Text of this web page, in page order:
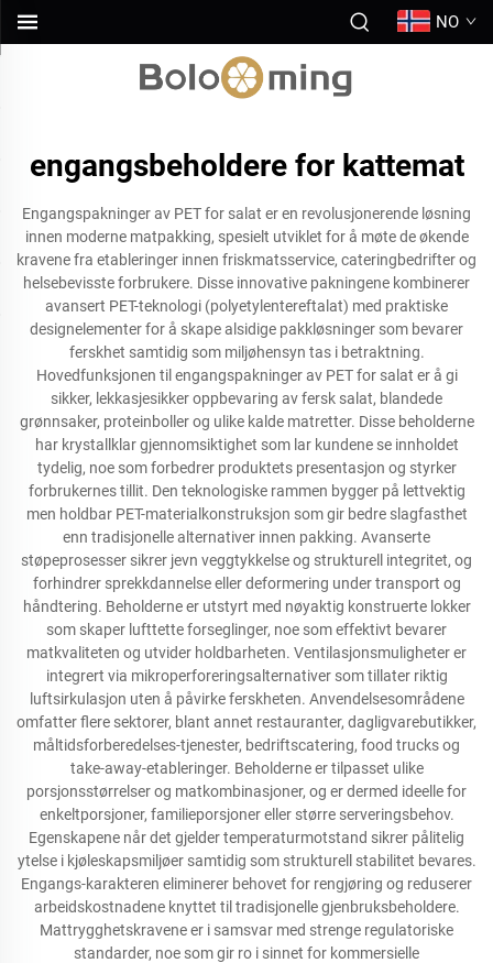
NO
engangsbeholdere for kattemat
Engangspakninger av PET for salat er en revolusjonerende løsning
innen moderne matpakking, spesielt utviklet for å møte de økende
kravene fra etableringer innen friskmatsservice, cateringbedrifter og
helsebevisste forbrukere. Disse innovative pakningene kombinerer
avansert PET-teknologi (polyetylentereftalat) med praktiske
designelementer for å skape alsidige pakkløsninger som bevarer
ferskhet samtidig som miljøhensyn tas i betraktning.
Hovedfunksjonen til engangspakninger av PET for salat er å gi
sikker, lekkasjesikker oppbevaring av fersk salat, blandede
grønnsaker, proteinboller og ulike kalde matretter. Disse beholderne
har krystallklar gjennomsiktighet som lar kundene se innholdet
tydelig, noe som forbedrer produktets presentasjon og styrker
forbrukernes tillit. Den teknologiske rammen bygger på lettvektig
men holdbar PET-materialkonstruksjon som gir bedre slagfasthet
enn tradisjonelle alternativer innen pakking. Avanserte
støpeprosesser sikrer jevn veggtykkelse og strukturell integritet, og
forhindrer sprekkdannelse eller deformering under transport og
håndtering. Beholderne er utstyrt med nøyaktig konstruerte lokker
som skaper lufttette forseglinger, noe som effektivt bevarer
matkvaliteten og utvider holdbarheten. Ventilasjonsmuligheter er
integrert via mikroperforeringsalternativer som tillater riktig
luftsirkulasjon uten å påvirke ferskheten. Anvendelsesområdene
omfatter flere sektorer, blant annet restauranter, dagligvarebutikker,
måltidsforberedelses-tjenester, bedriftscatering, food trucks og
take-away-etableringer. Beholderne er tilpasset ulike
porsjonsstørrelser og matkombinasjoner, og er dermed ideelle for
enkeltporsjoner, familieporsjoner eller større serveringsbehov.
Egenskapene når det gjelder temperaturmotstand sikrer pålitelig
ytelse i kjøleskapsmiljøer samtidig som strukturell stabilitet bevares.
Engangs-karakteren eliminerer behovet for rengjøring og reduserer
arbeidskostnadene knyttet til tradisjonelle gjenbruksbeholdere.
Mattrygghetskravene er i samsvar med strenge regulatoriske
standarder, noe som gir ro i sinnet for kommersielle